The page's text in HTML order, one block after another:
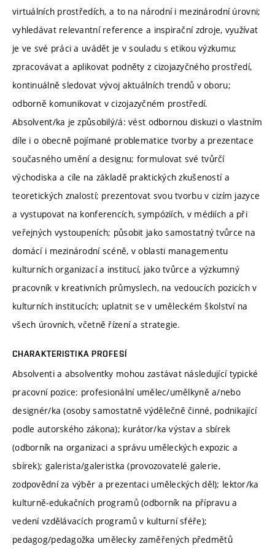
virtuálních prostředích, a to na národní i mezinárodní úrovni;
vyhledávat relevantní reference a inspirační zdroje, využívat
je ve své práci a uvádět je v souladu s etikou výzkumu;
zpracovávat a aplikovat podněty z cizojazyčného prostředí,
kontinuálně sledovat vývoj aktuálních trendů v oboru;
odborně komunikovat v cizojazyčném prostředí.
Absolvent/ka je způsobilý/á: vést odbornou diskuzi o vlastním
díle i o obecně pojímané problematice tvorby a prezentace
současného umění a designu; formulovat své tvůrčí
východiska a cíle na základě praktických zkušeností a
teoretických znalostí; prezentovat svou tvorbu v cizím jazyce
a vystupovat na konferencích, sympóziích, v médiích a při
veřejných vystoupeních; působit jako samostatný tvůrce na
domácí i mezinárodní scéně, v oblasti managementu
kulturních organizací a institucí, jako tvůrce a výzkumný
pracovník v kreativních průmyslech, na vedoucích pozicích v
kulturních institucích; uplatnit se v uměleckém školství na
všech úrovních, včetně řízení a strategie.
CHARAKTERISTIKA PROFESÍ
Absolventi a absolventky mohou zastávat následující typické
pracovní pozice: profesionální umělec/umělkyně a/nebo
designér/ka (osoby samostatně výdělečně činné, podnikající
podle autorského zákona); kurátor/ka výstav a sbírek
(odborník na organizaci a správu uměleckých expozic a
sbírek); galerista/galeristka (provozovatelé galerie,
zodpovědní za výběr a prezentaci uměleckých děl); lektor/ka
kulturně-edukačních programů (odborník na přípravu a
vedení vzdělávacích programů v kulturní sféře);
pedagog/pedagožka umělecky zaměřených předmětů